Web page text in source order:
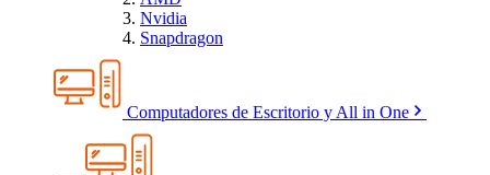
Nvidia
Snapdragon
Computadores de Escritorio y All in One